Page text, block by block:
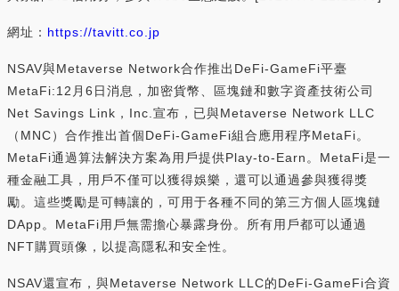
網址： https://tavitt.co.jp
NSAV與Metaverse Network合作推出DeFi-GameFi平臺
MetaFi:12月6日消息，加密貨幣、區塊鏈和數字資產技術公司
Net Savings Link，Inc.宣布，已與Metaverse Network LLC
（MNC）合作推出首個DeFi-GameFi組合應用程序MetaFi。
MetaFi通過算法解決方案為用戶提供Play-to-Earn。MetaFi是一
種金融工具，用戶不僅可以獲得娛樂，還可以通過參與獲得獎
勵。這些獎勵是可轉讓的，可用于各種不同的第三方個人區塊鏈
DApp。MetaFi用戶無需擔心暴露身份。所有用戶都可以通過
NFT購買頭像，以提高隱私和安全性。
NSAV還宣布，與Metaverse Network LLC的DeFi-GameFi合資